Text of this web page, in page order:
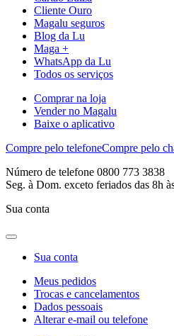
Cliente Ouro
Magalu seguros
Blog da Lu
Maga +
WhatsApp da Lu
Todos os serviços
Comprar na loja
Vender no Magalu
Baixe o aplicativo
Compre pelo telefoneCompre pelo
Número de telefone 0800 773 3838
Seg. à Dom. exceto feriados das 8h
Sua conta
Sua conta
Meus pedidos
Trocas e cancelamentos
Dados pessoais
Alterar e-mail ou telefone